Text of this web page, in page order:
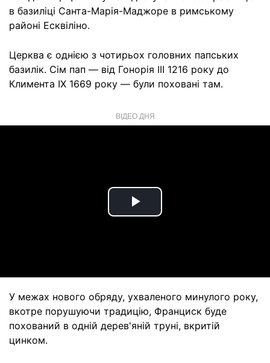
в базиліці Санта-Марія-Маджоре в римському
районі Есквіліно.
Церква є однією з чотирьох головних папських
базилік. Сім пап — від Гонорія III 1216 року до
Климента IX 1669 року — були поховані там.
ВІДЕО ДНЯ
Play
У межах нового обряду, ухваленого минулого року,
вкотре порушуючи традицію, Франциск буде
похований в одній дерев'яній труні, вкритій
цинком.